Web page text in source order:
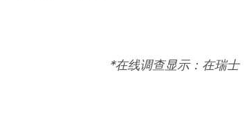
*在线调查显示：在瑞